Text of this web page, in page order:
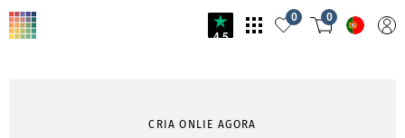
4.5
0 0
CRIA ONLIE AGORA